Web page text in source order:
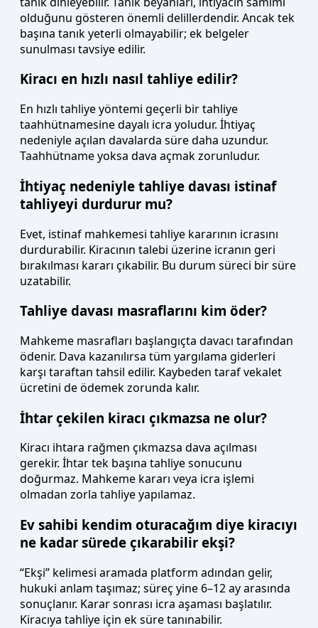
olduğunu gösteren önemli delillerdendir. Ancak tek
başına tanık yeterli olmayabilir; ek belgeler
sunulması tavsiye edilir.
Kiracı en hızlı nasıl tahliye edilir?
En hızlı tahliye yöntemi geçerli bir tahliye
taahhütnamesine dayalı icra yoludur. İhtiyaç
nedeniyle açılan davalarda süre daha uzundur.
Taahhütname yoksa dava açmak zorunludur.
İhtiyaç nedeniyle tahliye davası istinaf
tahliyeyi durdurur mu?
Evet, istinaf mahkemesi tahliye kararının icrasını
durdurabilir. Kiracının talebi üzerine icranın geri
bırakılması kararı çıkabilir. Bu durum süreci bir süre
uzatabilir.
Tahliye davası masraflarını kim öder?
Mahkeme masrafları başlangıçta davacı tarafından
ödenir. Dava kazanılırsa tüm yargılama giderleri
karşı taraftan tahsil edilir. Kaybeden taraf vekalet
ücretini de ödemek zorunda kalır.
İhtar çekilen kiracı çıkmazsa ne olur?
Kiracı ihtara rağmen çıkmazsa dava açılması
gerekir. İhtar tek başına tahliye sonucunu
doğurmaz. Mahkeme kararı veya icra işlemi
olmadan zorla tahliye yapılamaz.
Ev sahibi kendim oturacağım diye kiracıyı
ne kadar sürede çıkarabilir ekşi?
“Ekşi” kelimesi aramada platform adından gelir,
hukuki anlam taşımaz; süreç yine 6–12 ay arasında
sonuçlanır. Karar sonrası icra aşaması başlatılır.
Kiracıya tahliye için ek süre tanınabilir.